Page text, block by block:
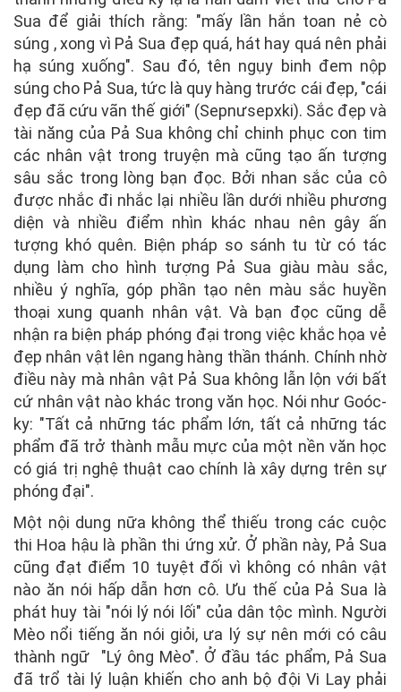
Sua để giải thích rằng: "mấy lần hắn toan nẻ cò
súng , xong vì Pả Sua đẹp quá, hát hay quá nên phải
hạ súng xuống". Sau đó, tên ngụy binh đem nộp
súng cho Pả Sua, tức là quy hàng trước cái đẹp, "cái
đẹp đã cứu vãn thế giới" (Sepnưsepxki). Sắc đẹp và
tài năng của Pả Sua không chỉ chinh phục con tim
các nhân vật trong truyện mà cũng tạo ấn tượng
sâu sắc trong lòng bạn đọc. Bởi nhan sắc của cô
được nhắc đi nhắc lại nhiều lần dưới nhiều phương
diện và nhiều điểm nhìn khác nhau nên gây ấn
tượng khó quên. Biện pháp so sánh tu từ có tác
dụng làm cho hình tượng Pả Sua giàu màu sắc,
nhiều ý nghĩa, góp phần tạo nên màu sắc huyền
thoại xung quanh nhân vật. Và bạn đọc cũng dễ
nhận ra biện pháp phóng đại trong việc khắc họa vẻ
đẹp nhân vật lên ngang hàng thần thánh. Chính nhờ
điều này mà nhân vật Pả Sua không lẫn lộn với bất
cứ nhân vật nào khác trong văn học. Nói như Goóc-
ky: "Tất cả những tác phẩm lớn, tất cả những tác
phẩm đã trở thành mẫu mực của một nền văn học
có giá trị nghệ thuật cao chính là xây dựng trên sự
phóng đại".
Một nội dung nữa không thể thiếu trong các cuộc
thi Hoa hậu là phần thi ứng xử. Ở phần này, Pả Sua
cũng đạt điểm 10 tuyệt đối vì không có nhân vật
nào ăn nói hấp dẫn hơn cô. Ưu thế của Pả Sua là
phát huy tài "nói lý nói lối" của dân tộc mình. Người
Mèo nổi tiếng ăn nói giỏi, ưa lý sự nên mới có câu
thành ngữ "Lý ông Mèo". Ở đầu tác phẩm, Pả Sua
đã trổ tài lý luận khiến cho anh bộ đội Vi Lay phải